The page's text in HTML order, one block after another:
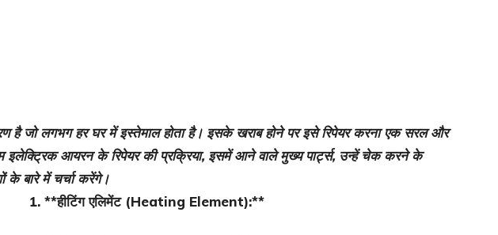
है जो लगभग हर घर में इस्तेमाल होता है। इसके खराब होने पर इसे रिपेयर करना एक सरल और
आयरन के रिपेयर की प्रक्रिया, इसमें आने वाले मुख्य पार्ट्स, उन्हें चेक करने के
के बारे में चर्चा करेंगे।
1. **हीटिंग एलिमेंट (Heating Element):**